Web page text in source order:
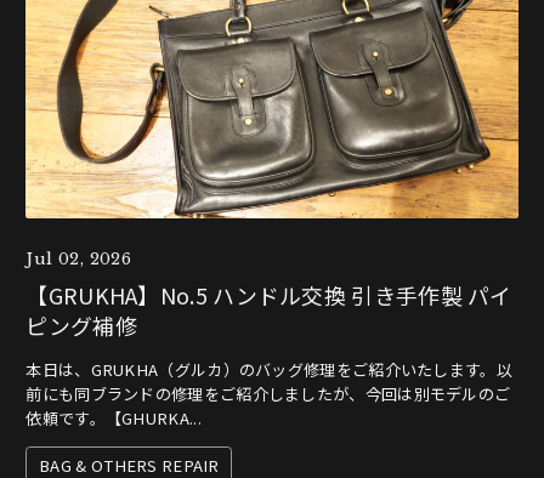
Jul 02, 2026
【GRUKHA】No.5 ハンドル交換 引き手作製 パイ
ピング補修
本日は、GRUKHA（グルカ）のバッグ修理をご紹介いたします。以
前にも同ブランドの修理をご紹介しましたが、今回は別モデルのご
依頼です。【GHURKA...
BAG & OTHERS REPAIR